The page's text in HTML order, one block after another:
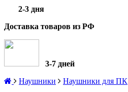
2-3 дня
Доставка товаров из РФ
3-7 дней
Наушники
Наушники для ПК